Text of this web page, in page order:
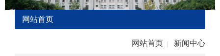
网站首页
网站首页 新闻中心